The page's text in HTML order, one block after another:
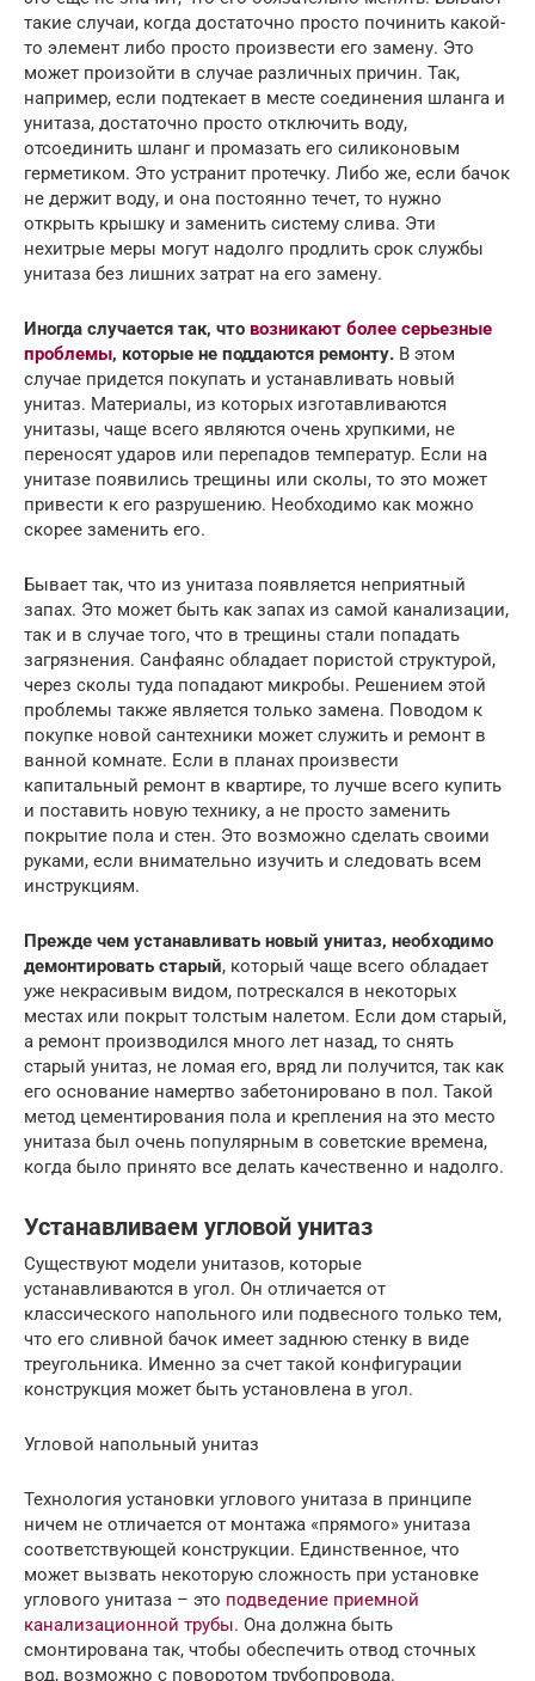
такие случаи, когда достаточно просто починить какой-
то элемент либо просто произвести его замену. Это
может произойти в случае различных причин. Так,
например, если подтекает в месте соединения шланга и
унитаза, достаточно просто отключить воду,
отсоединить шланг и промазать его силиконовым
герметиком. Это устранит протечку. Либо же, если бачок
не держит воду, и она постоянно течет, то нужно
открыть крышку и заменить систему слива. Эти
нехитрые меры могут надолго продлить срок службы
унитаза без лишних затрат на его замену.
Иногда случается так, что возникают более серьезные
проблемы, которые не поддаются ремонту. В этом
случае придется покупать и устанавливать новый
унитаз. Материалы, из которых изготавливаются
унитазы, чаще всего являются очень хрупкими, не
переносят ударов или перепадов температур. Если на
унитазе появились трещины или сколы, то это может
привести к его разрушению. Необходимо как можно
скорее заменить его.
Бывает так, что из унитаза появляется неприятный
запах. Это может быть как запах из самой канализации,
так и в случае того, что в трещины стали попадать
загрязнения. Санфаянс обладает пористой структурой,
через сколы туда попадают микробы. Решением этой
проблемы также является только замена. Поводом к
покупке новой сантехники может служить и ремонт в
ванной комнате. Если в планах произвести
капитальный ремонт в квартире, то лучше всего купить
и поставить новую технику, а не просто заменить
покрытие пола и стен. Это возможно сделать своими
руками, если внимательно изучить и следовать всем
инструкциям.
Прежде чем устанавливать новый унитаз, необходимо
демонтировать старый, который чаще всего обладает
уже некрасивым видом, потрескался в некоторых
местах или покрыт толстым налетом. Если дом старый,
а ремонт производился много лет назад, то снять
старый унитаз, не ломая его, вряд ли получится, так как
его основание намертво забетонировано в пол. Такой
метод цементирования пола и крепления на это место
унитаза был очень популярным в советские времена,
когда было принято все делать качественно и надолго.
Устанавливаем угловой унитаз
Существуют модели унитазов, которые
устанавливаются в угол. Он отличается от
классического напольного или подвесного только тем,
что его сливной бачок имеет заднюю стенку в виде
треугольника. Именно за счет такой конфигурации
конструкция может быть установлена в угол.
Угловой напольный унитаз
Технология установки углового унитаза в принципе
ничем не отличается от монтажа «прямого» унитаза
соответствующей конструкции. Единственное, что
может вызвать некоторую сложность при установке
углового унитаза – это подведение приемной
канализационной трубы. Она должна быть
смонтирована так, чтобы обеспечить отвод сточных
вод, возможно с поворотом трубопровода.